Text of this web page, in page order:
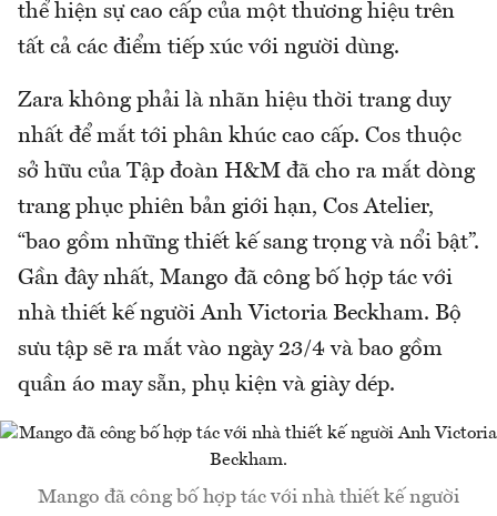
thể hiện sự cao cấp của một thương hiệu trên
tất cả các điểm tiếp xúc với người dùng.
Zara không phải là nhãn hiệu thời trang duy
nhất để mắt tới phân khúc cao cấp. Cos thuộc
sở hữu của Tập đoàn H&M đã cho ra mắt dòng
trang phục phiên bản giới hạn, Cos Atelier,
“bao gồm những thiết kế sang trọng và nổi bật”.
Gần đây nhất, Mango đã công bố hợp tác với
nhà thiết kế người Anh Victoria Beckham. Bộ
sưu tập sẽ ra mắt vào ngày 23/4 và bao gồm
quần áo may sẵn, phụ kiện và giày dép.
Mango đã công bố hợp tác với nhà thiết kế người